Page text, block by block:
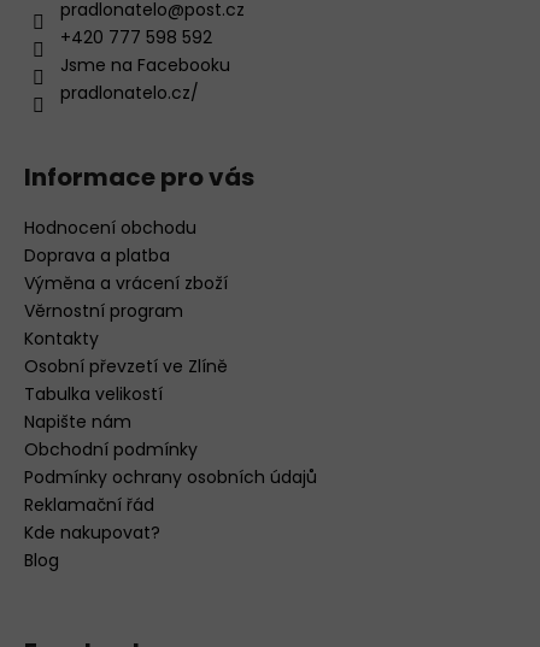
pradlonatelo@post.cz
+420 777 598 592
Jsme na Facebooku
pradlonatelo.cz/
Informace pro vás
Hodnocení obchodu
Doprava a platba
Výměna a vrácení zboží
Věrnostní program
Kontakty
Osobní převzetí ve Zlíně
Tabulka velikostí
Napište nám
Obchodní podmínky
Podmínky ochrany osobních údajů
Reklamační řád
Kde nakupovat?
Blog